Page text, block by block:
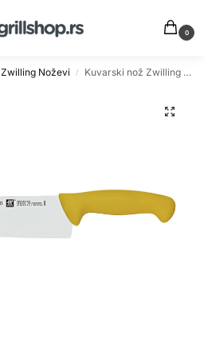
0
Zwilling Noževi / Kuvarski nož Zwilling TWIN MASTER 25cm Profesionalni